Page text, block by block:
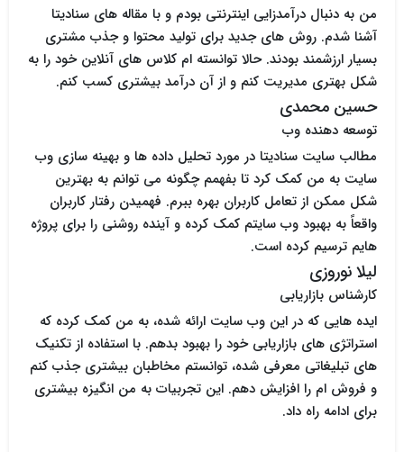
من به دنبال درآمدزایی اینترنتی بودم و با مقاله های سنادیتا
آشنا شدم. روش های جدید برای تولید محتوا و جذب مشتری
بسیار ارزشمند بودند. حالا توانسته ام کلاس های آنلاین خود را به
شکل بهتری مدیریت کنم و از آن درآمد بیشتری کسب کنم.
حسین محمدی
توسعه دهنده وب
مطالب سایت سنادیتا در مورد تحلیل داده ها و بهینه سازی وب
سایت به من کمک کرد تا بفهمم چگونه می توانم به بهترین
شکل ممکن از تعامل کاربران بهره ببرم. فهمیدن رفتار کاربران
واقعاً به بهبود وب سایتم کمک کرده و آینده روشنی را برای پروژه
هایم ترسیم کرده است.
لیلا نوروزی
کارشناس بازاریابی
ایده هایی که در این وب سایت ارائه شده، به من کمک کرده که
استراتژی های بازاریابی خود را بهبود بدهم. با استفاده از تکنیک
های تبلیغاتی معرفی شده، توانستم مخاطبان بیشتری جذب کنم
و فروش ام را افزایش دهم. این تجربیات به من انگیزه بیشتری
برای ادامه راه داد.